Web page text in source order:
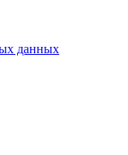
данных